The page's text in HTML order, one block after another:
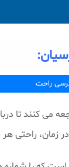
راحت
می کنند تا
زمان، راحتی